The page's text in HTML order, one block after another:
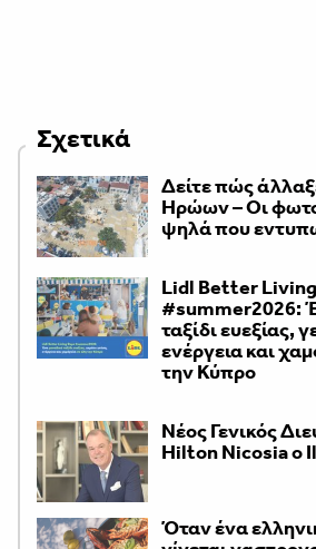
Σχετικά
Δείτε πώς
Ηρώων – Οι
ψηλά που
Lidl Better
#summer2026:
ταξίδι ευεξίας,
ενέργεια και
την Κύπρο
Νέος Γενικός
Hilton Nicosia ο
Όταν ένα